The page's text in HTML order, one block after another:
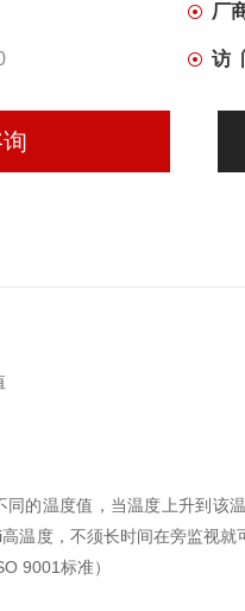
厂
访
的温度值，当温度上升到该
温度，不须长时间在旁监视
9001标准）